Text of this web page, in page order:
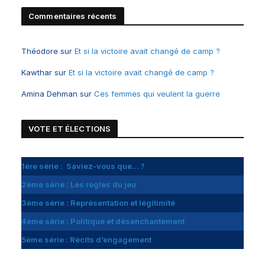
Commentaires récents
Théodore sur Et si la victoire avait changé de camp ?
Kawthar sur Et si la victoire avait changé de camp ?
Amina Dehman sur Ces femmes qui veulent la guerre
VOTE ET ÉLECTIONS
1ère série : Saviez-vous que… ?
2ème série : Les règles du jeu
3ème série : Représentation et légitimité
4ème série : Politique et désenchantement
5ème série : Récits d’engagement